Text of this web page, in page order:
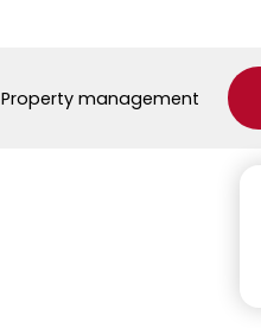
Property management